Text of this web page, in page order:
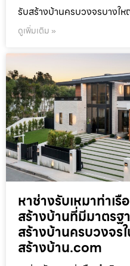
รับสร้างบ้านครบวงจรบางใ
ดูเพิ่มเติม »
หาช่างรับเหมาท่าเรื
สร้างบ้านที่มีมาตรฐ
สร้างบ้านครบวงจร
สร้างบ้าน.com